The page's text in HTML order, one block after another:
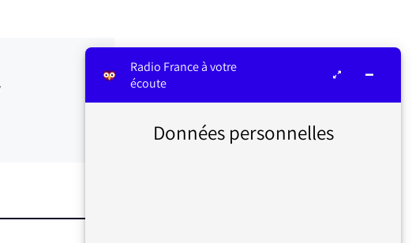
Radio France à votre
écoute
Données personnelles